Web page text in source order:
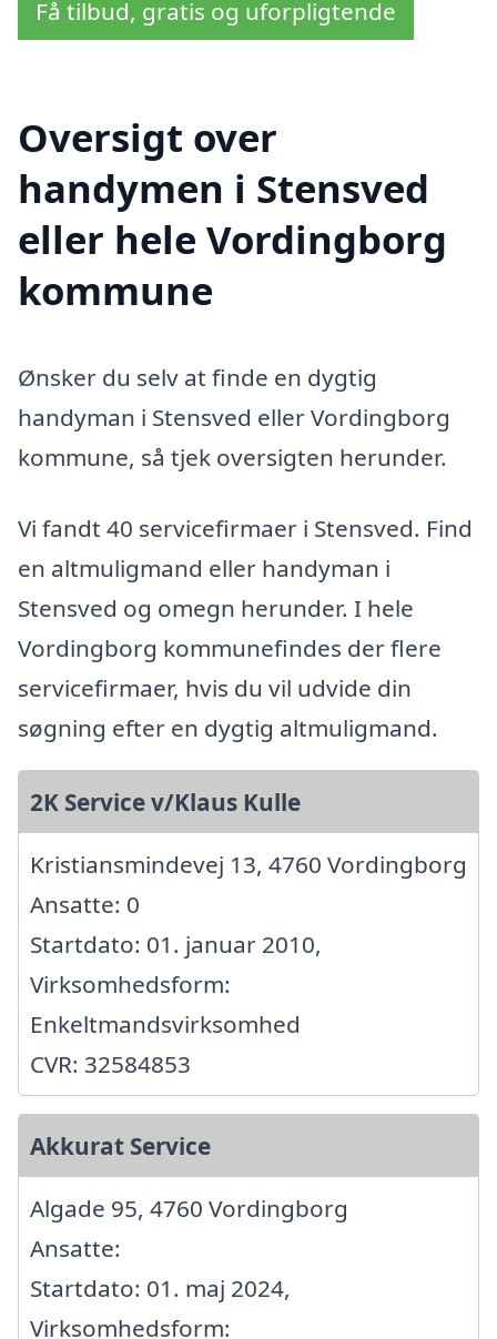
Få tilbud, gratis og uforpligtende
Oversigt over
handymen i Stensved
eller hele Vordingborg
kommune
Ønsker du selv at finde en dygtig
handyman i Stensved eller Vordingborg
kommune, så tjek oversigten herunder.
Vi fandt 40 servicefirmaer i Stensved. Find
en altmuligmand eller handyman i
Stensved og omegn herunder. I hele
Vordingborg kommunefindes der flere
servicefirmaer, hvis du vil udvide din
søgning efter en dygtig altmuligmand.
2K Service v/Klaus Kulle
Kristiansmindevej 13, 4760 Vordingborg
Ansatte: 0
Startdato: 01. januar 2010,
Virksomhedsform:
Enkeltmandsvirksomhed
CVR: 32584853
Akkurat Service
Algade 95, 4760 Vordingborg
Ansatte:
Startdato: 01. maj 2024,
Virksomhedsform: